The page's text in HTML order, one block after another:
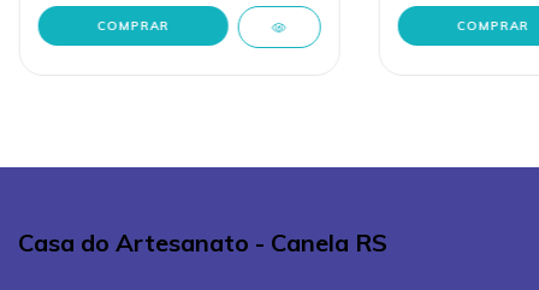
Casa do Artesanato - Canela RS